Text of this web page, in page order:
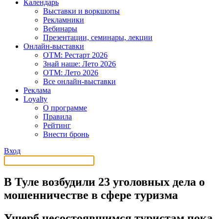
Календарь
Выставки и воркшопы
Рекламники
Вебинары
Презентации, семинары, лекции
Онлайн-выставки
OTM: Рестарт 2026
Знай наше: Лето 2026
OTM: Лето 2026
Все онлайн-выставки
Реклама
Loyalty
О программе
Правила
Рейтинг
Внести бронь
Вход
В Туле возбудили 23 уголовных дела о
мошенничестве в сфере туризма